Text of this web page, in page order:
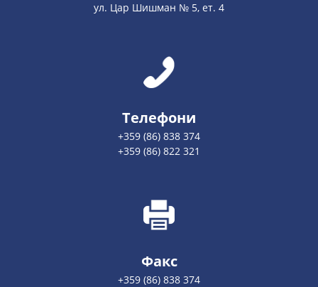
ул. Цар Шишман № 5, ет. 4
Телефони
+359 (86) 838 374
+359 (86) 822 321
Факс
+359 (86) 838 374